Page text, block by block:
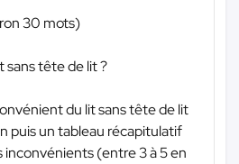
30 mots)
sans tête de lit ?
du lit sans tête de lit
puis un tableau récapitulatif
inconvénients (entre 3 à 5 en